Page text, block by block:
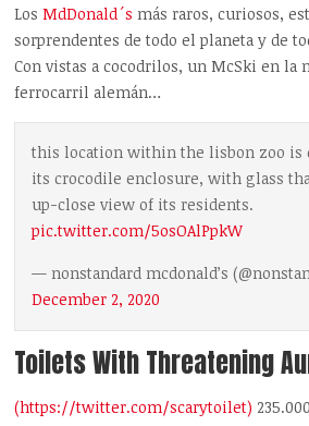
LosMdDonald´s más raros, curiosos,
sorprendentes de todo el planeta y de
Con vistas a cocodrilos, un McSki en la
ferrocarril alemán…
this location within the lisbon zoo is
its crocodile enclosure, with glass
up-close view of its residents.
pic.twitter.com/5osOAlPpkW
— nonstandard mcdonald’s
December 2, 2020
Toilets With Threatening
(https://twitter.com/scarytoilet)